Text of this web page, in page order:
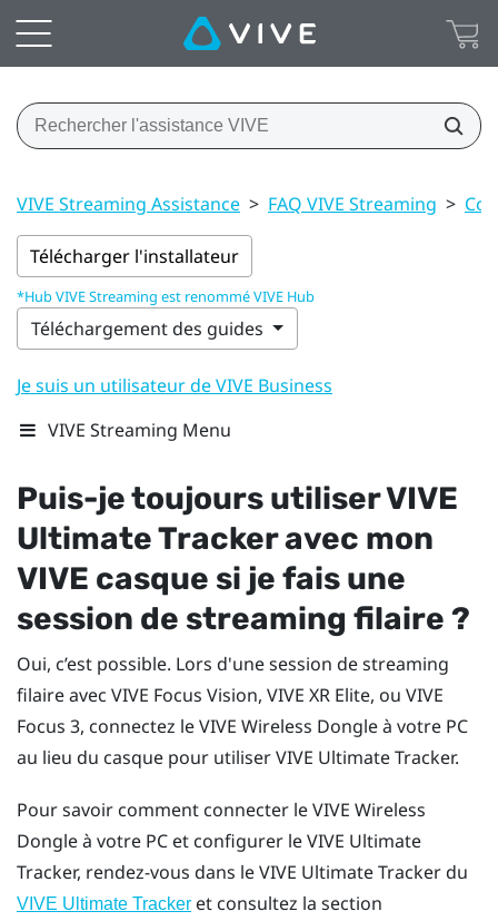
VIVE Streaming Assistance > FAQ VIVE Streaming >
Télécharger l'installateur
*Hub VIVE Streaming est renommé VIVE Hub
Téléchargement des guides
Je suis un utilisateur de VIVE Business
VIVE Streaming Menu
Puis-je toujours utiliserVIVE
Ultimate Trackeravec mon
VIVE casque si je fais une
session de streaming filaire ?
Oui, c’est possible. Lors d'une session de streaming
filaire avec VIVE Focus Vision, VIVE XR Elite, ou VIVE
Focus 3, connectez leVIVE Wireless Dongleà votre PC
au lieu du casque pour utiliserVIVE Ultimate Tracker.
Pour savoir comment connecter leVIVE Wireless
Dongleà votre PC et configurer leVIVE Ultimate
Tracker, rendez-vous dans leVIVE Ultimate Trackerdu
VIVE Ultimate Tracker et consultez la section